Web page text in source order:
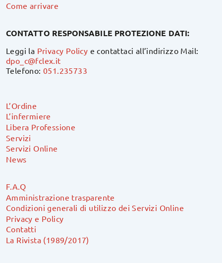
Come arrivare
CONTATTO RESPONSABILE PROTEZIONE DATI:
Leggi la Privacy Policy e contattaci all’indirizzo Mail:
dpo_c@fclex.it
Telefono:051.235733
L’Ordine
L’infermiere
Libera Professione
Servizi
Servizi Online
News
F.A.Q
Amministrazione trasparente
Condizioni generali di utilizzo dei Servizi Online
Privacy e Policy
Contatti
La Rivista (1989/2017)